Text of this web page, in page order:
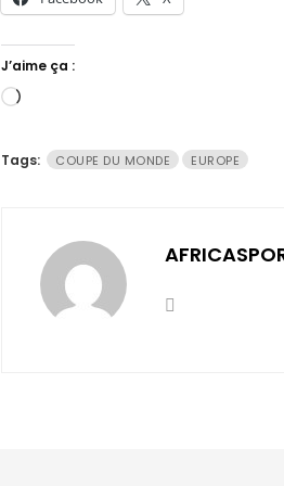
J’aime ça :
Chargement…
Tags: COUPE DU MONDE EUROPE